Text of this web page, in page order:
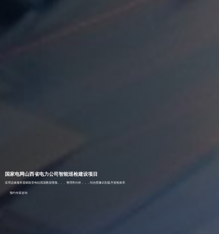
国家电网山西省电力公司智能巡检建设项目
采用边缘服务器赋能变电站现场数据搜集、、、整理和分析，，，结合图像识别提升巡检效率
预约专家咨询